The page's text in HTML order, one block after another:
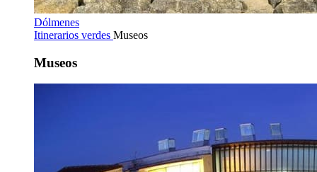
Dólmenes
Itinerarios verdes Museos
Museos